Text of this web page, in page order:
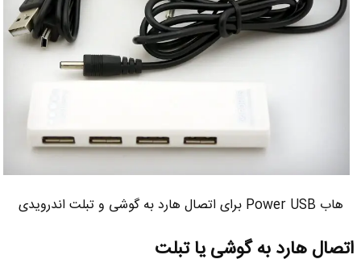
هاب Power USB برای اتصال هارد به گوشی و تبلت اندرویدی
اتصال هارد به گوشی یا تبلت